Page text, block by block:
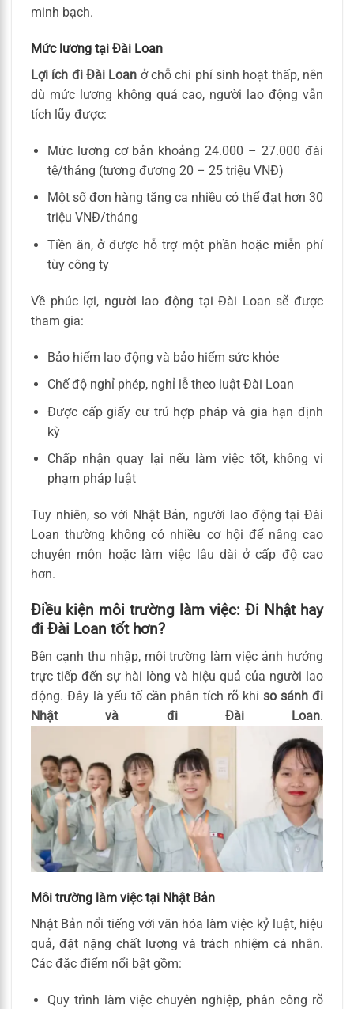
minh bạch.
Mức lương tại Đài Loan
Lợi ích đi Đài Loan ở chỗ chi phí sinh hoạt thấp, nên
dù mức lương không quá cao, người lao động vẫn
tích lũy được:
Mức lương cơ bản khoảng 24.000 – 27.000 đài
tệ/tháng (tương đương 20 – 25 triệu VNĐ)
Một số đơn hàng tăng ca nhiều có thể đạt hơn 30
triệu VNĐ/tháng
Tiền ăn, ở được hỗ trợ một phần hoặc miễn phí
tùy công ty
Về phúc lợi, người lao động tại Đài Loan sẽ được
tham gia:
Bảo hiểm lao động và bảo hiểm sức khỏe
Chế độ nghỉ phép, nghỉ lễ theo luật Đài Loan
Được cấp giấy cư trú hợp pháp và gia hạn định
kỳ
Chấp nhận quay lại nếu làm việc tốt, không vi
phạm pháp luật
Tuy nhiên, so với Nhật Bản, người lao động tại Đài
Loan thường không có nhiều cơ hội để nâng cao
chuyên môn hoặc làm việc lâu dài ở cấp độ cao
hơn.
Điều kiện môi trường làm việc: Đi Nhật hay
đi Đài Loan tốt hơn?
Bên cạnh thu nhập, môi trường làm việc ảnh hưởng
trực tiếp đến sự hài lòng và hiệu quả của người lao
động. Đây là yếu tố cần phân tích rõ khi so sánh đi
Nhật và đi Đài Loan.
Môi trường làm việc tại Nhật Bản
Nhật Bản nổi tiếng với văn hóa làm việc kỷ luật, hiệu
quả, đặt nặng chất lượng và trách nhiệm cá nhân.
Các đặc điểm nổi bật gồm:
Quy trình làm việc chuyên nghiệp, phân công rõ